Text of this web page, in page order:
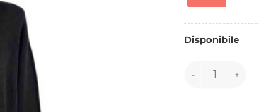
Disponibile
141876 quantità